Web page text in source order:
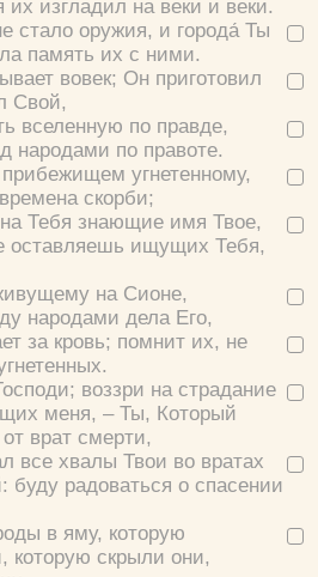
их изгладил на веки и веки.
стало оружия, и города́ Ты
память их с ними.
вовек; Он приготовил
Свой,
вселенную по правде,
народами по правоте.
угнетенному,
скорби;
Тебя знающие имя Твое,
оставляешь ищущих Тебя,
на Сионе,
народами дела Его,
за кровь; помнит их, не
воззри на страдание
меня, – Ты, Который
врат смерти,
все хвалы Твои во вратах
радоваться о спасении
в яму, которую
которую скрыли они,